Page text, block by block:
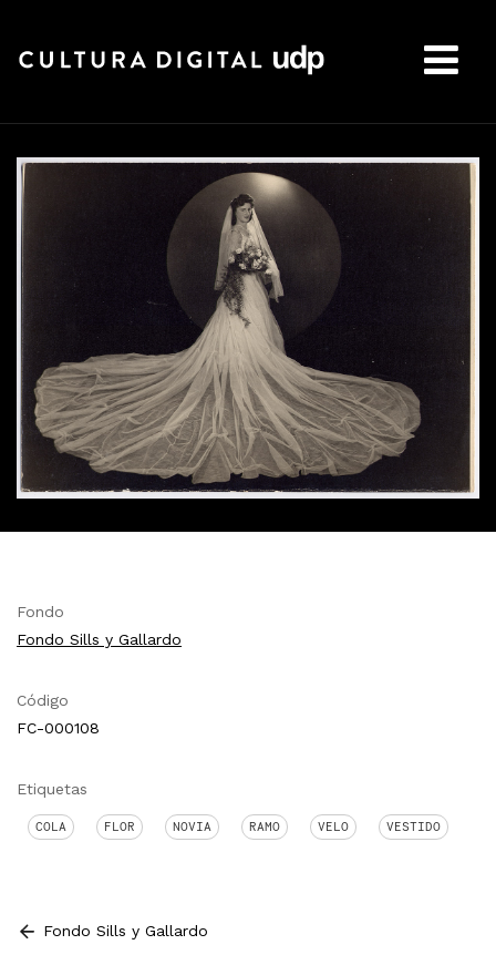
Fondo
Fondo Sills y Gallardo
Código
FC-000108
Etiquetas
COLA FLOR NOVIA RAMO VELO VESTIDO
Fondo Sills y Gallardo